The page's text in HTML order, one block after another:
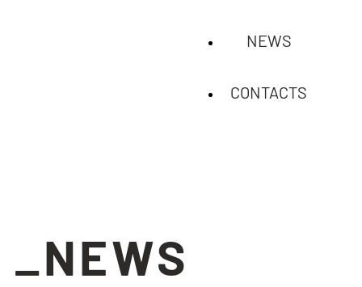
NEWS
CONTACTS
_NEWS